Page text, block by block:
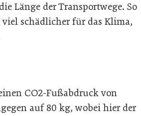
Länge der Transportwege. So
schädlicher für das Klima,
CO2-Fußabdruck von
auf 80 kg, wobei hier der